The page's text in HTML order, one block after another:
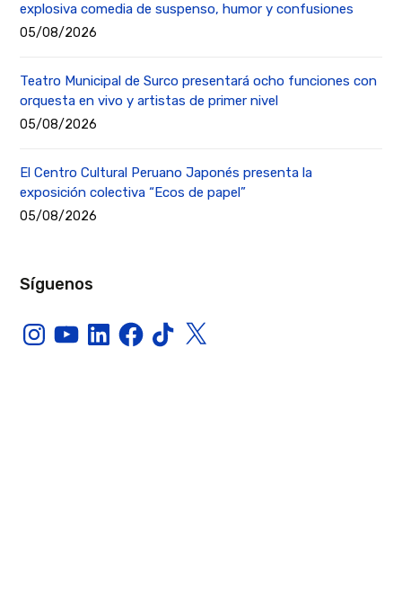
explosiva comedia de suspenso, humor y confusiones
05/08/2026
Teatro Municipal de Surco presentará ocho funciones con
orquesta en vivo y artistas de primer nivel
05/08/2026
El Centro Cultural Peruano Japonés presenta la
exposición colectiva “Ecos de papel”
05/08/2026
Síguenos
InstagramYouTubeLinkedInFacebook
TikTokX